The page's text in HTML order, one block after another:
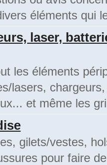
éléments qui
laser,
les éléments
lasers,
et même les
gilets/vestes,
pour faire